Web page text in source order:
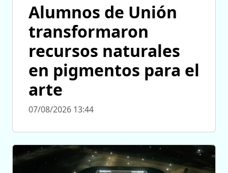
Alumnos de Unión
transformaron
recursos naturales
en pigmentos para el
arte
07/08/2026 13:44